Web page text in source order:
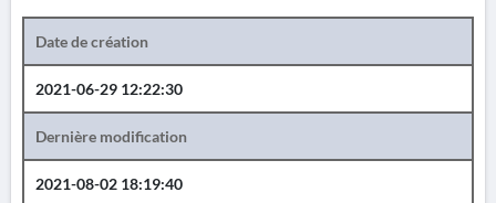
Date de création
2021-06-29 12:22:30
Dernière modification
2021-08-02 18:19:40